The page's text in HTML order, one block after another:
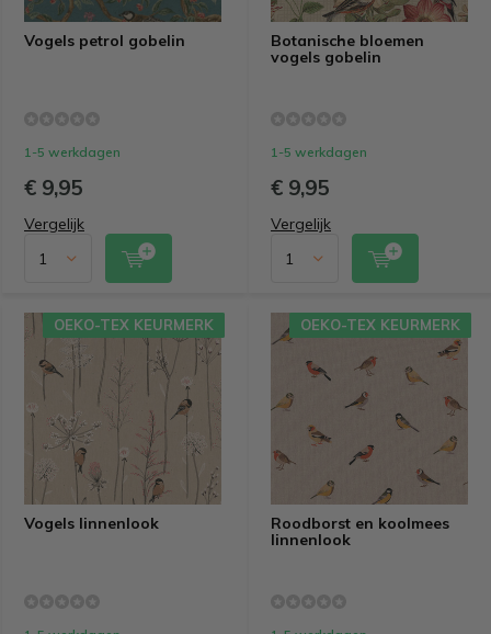
Vogels petrol gobelin
1-5 werkdagen
€ 9,95
Vergelijk
Botanische bloemen
vogels gobelin
1-5 werkdagen
€ 9,95
Vergelijk
Vogels linnenlook
OEKO-TEX KEURMERK
OEKO-TEX KEURMERK
Roodborst en koolmees
linnenlook
OEKO-TEX KEURMERK
OEKO-TEX KEURMERK